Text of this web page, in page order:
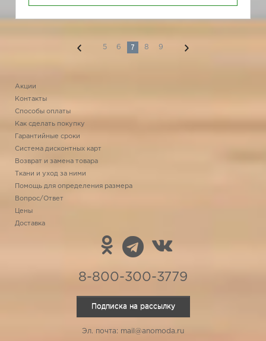
5 6 7 8 9
Акции
Контакты
Способы оплаты
Как сделать покупку
Гарантийные сроки
Система дисконтных карт
Возврат и замена товара
Ткани и уход за ними
Помощь для определения размера
Вопрос/Ответ
Цены
Доставка
8-800-300-3779
Подписка на рассылку
Эл. почта: mail@anomoda.ru